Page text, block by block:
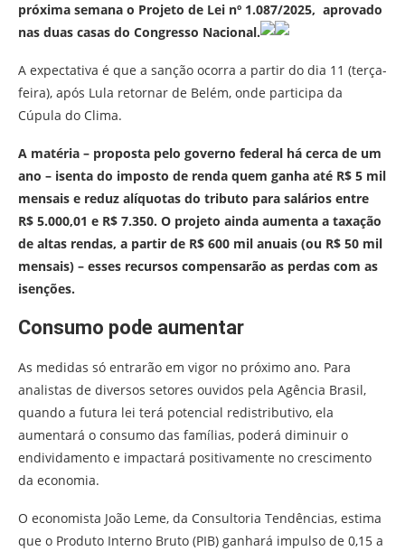
próxima semana o Projeto de Lei nº 1.087/2025, aprovado
nas duas casas do Congresso Nacional.
A expectativa é que a sanção ocorra a partir do dia 11 (terça-
feira), após Lula retornar de Belém, onde participa da
Cúpula do Clima.
A matéria – proposta pelo governo federal há cerca de um
ano – isenta do imposto de renda quem ganha até R$ 5 mil
mensais e reduz alíquotas do tributo para salários entre
R$ 5.000,01 e R$ 7.350. O projeto ainda aumenta a taxação
de altas rendas, a partir de R$ 600 mil anuais (ou R$ 50 mil
mensais) – esses recursos compensarão as perdas com as
isenções.
Consumo pode aumentar
As medidas só entrarão em vigor no próximo ano. Para
analistas de diversos setores ouvidos pela Agência Brasil,
quando a futura lei terá potencial redistributivo, ela
aumentará o consumo das famílias, poderá diminuir o
endividamento e impactará positivamente no crescimento
da economia.
O economista João Leme, da Consultoria Tendências, estima
que o Produto Interno Bruto (PIB) ganhará impulso de 0,15 a